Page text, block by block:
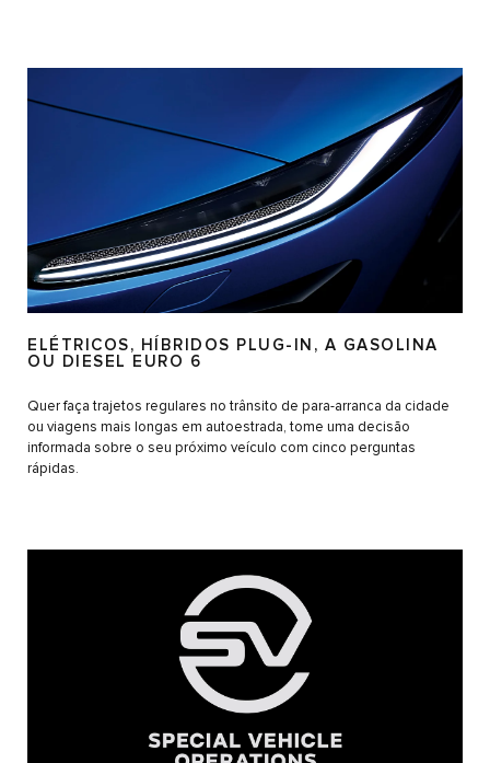
ELÉTRICOS, HÍBRIDOS PLUG-IN, A GASOLINA
OU DIESEL EURO 6
Quer faça trajetos regulares no trânsito de para-arranca da cidade
ou viagens mais longas em autoestrada, tome uma decisão
informada sobre o seu próximo veículo com cinco perguntas
rápidas.